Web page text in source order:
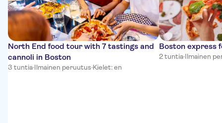
North End food tour with 7 tastings and
cannoli in Boston
3 tuntia·Ilmainen peruutus·Kielet: en
Boston express
2 tuntia·Ilmainen